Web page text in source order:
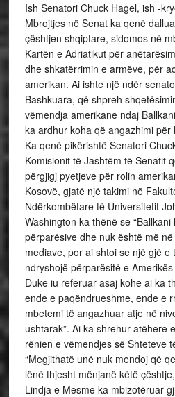
Ish Senatori Chuck Hagel, ish -
Mbrojtjes në Senat ka qenë
çështjen shqiptare, sidomos në
Kartën e Adriatikut për
dhe shkatërrimin e armëve, për
amerikan. Ai ishte një ndër
Bashkuara, që shpreh
vëmendja amerikane ndaj
ka ardhur koha që angazhimi për
Ka qenë pikërishtë Senatori
Komisionit të Jashtëm të Senatit
përgjigj pyetjeve për rolin
Kosovë, gjatë një takimi në
Ndërkombëtare të Universitetit
Washington ka thënë se
përparësive dhe nuk është më
mediave, por ai shtoi se një gjë e
ndryshojë përparësitë e
Duke iu referuar asaj kohe ai ka
ende e paqëndrueshme, ende e
mbetemi të angazhuar atje në
ushtarak”. Ai ka shrehur atëhere
rënien e vëmendjes së Shteteve
“Megjithatë unë nuk mendoj që
lënë thjesht mënjanë këtë
Lindja e Mesme ka mbizotëruar